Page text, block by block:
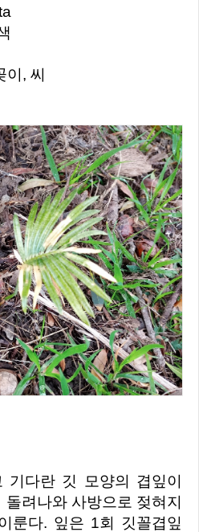
이, 씨
기다란 깃 모양의 겹잎이
려나와 사방으로 젖혀지
룬다. 잎은 1회 깃꼴겹잎